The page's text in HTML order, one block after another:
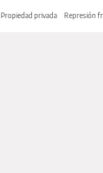
Propiedad privada Represión